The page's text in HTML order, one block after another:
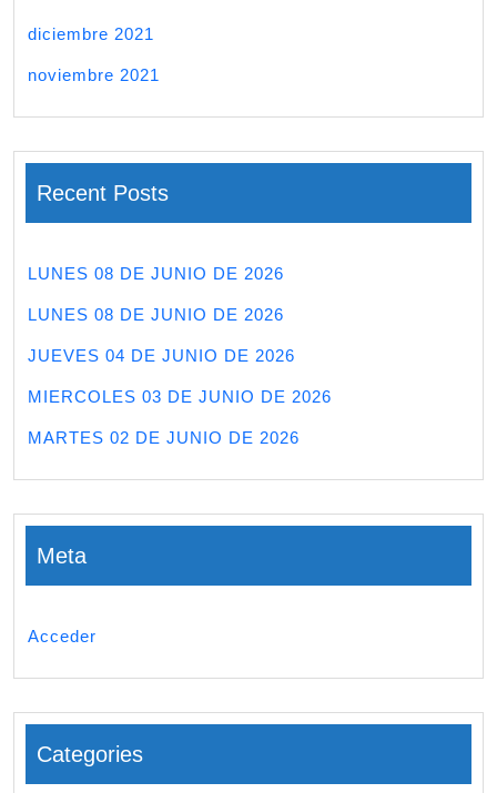
diciembre 2021
noviembre 2021
Recent Posts
LUNES 08 DE JUNIO DE 2026
LUNES 08 DE JUNIO DE 2026
JUEVES 04 DE JUNIO DE 2026
MIERCOLES 03 DE JUNIO DE 2026
MARTES 02 DE JUNIO DE 2026
Meta
Acceder
Categories